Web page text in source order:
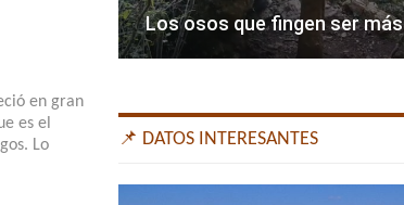
en gran
es el
Lo
Los osos que fingen ser
📌 DATOS INTERESANTES